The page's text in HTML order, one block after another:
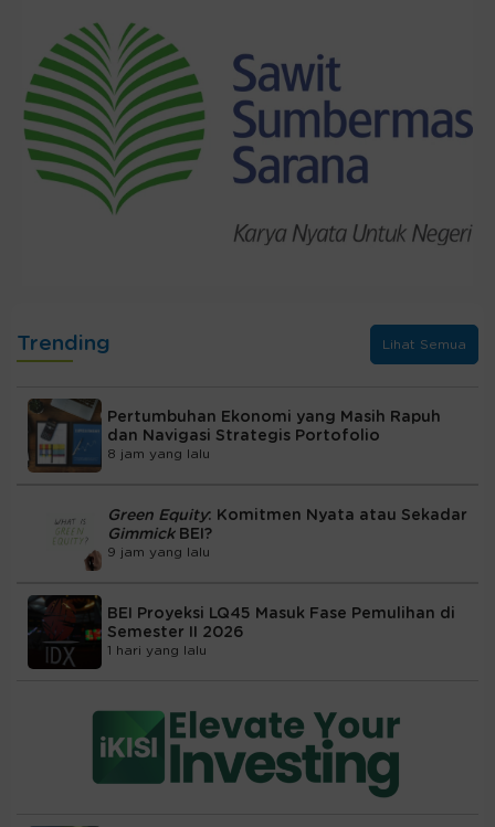
Trending Lihat Semua
Pertumbuhan Ekonomi yang Masih Rapuh
dan Navigasi Strategis Portofolio
8 jam yang lalu
Green Equity: Komitmen Nyata atau Sekadar
Gimmick BEI?
9 jam yang lalu
BEI Proyeksi LQ45 Masuk Fase Pemulihan di
Semester II 2026
1 hari yang lalu